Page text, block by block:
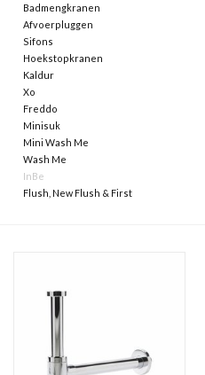
Badkamer accessoires
reserveonderdelen
Merken
Badmengkranen
Afvoerpluggen
Sifons
Hoekstopkranen
Kaldur
Xo
Freddo
Minisuk
Mini Wash Me
Wash Me
InBe
Flush, New Flush & First